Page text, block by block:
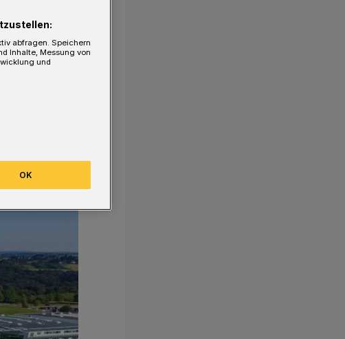
abfragen. Speichern
Inhalte, Messung von
und
OK